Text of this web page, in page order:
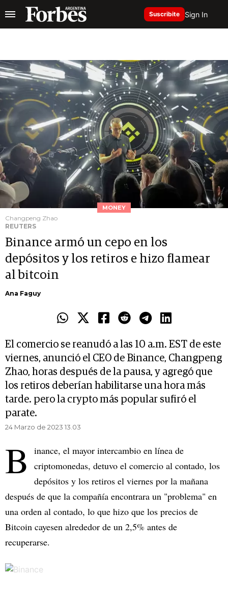
Suscribite Sign In
MONEY
Changpeng Zhao
REUTERS
Binance armó un cepo en los
depósitos y los retiros e hizo flamear
al bitcoin
Ana Faguy
El comercio se reanudó a las 10 a.m. EST de este
viernes, anunció el CEO de Binance, Changpeng
Zhao, horas después de la pausa, y agregó que
los retiros deberían habilitarse una hora más
tarde. pero la crypto más popular sufiró el
parate.
24 Marzo de 2023 13.03
B
inance, el mayor intercambio en línea de
criptomonedas, detuvo el comercio al contado, los
depósitos y los retiros el viernes por la mañana
después de que la compañía encontrara un "problema" en
una orden al contado, lo que hizo que los precios de
Bitcoin cayesen alrededor de un 2,5% antes de
recuperarse.